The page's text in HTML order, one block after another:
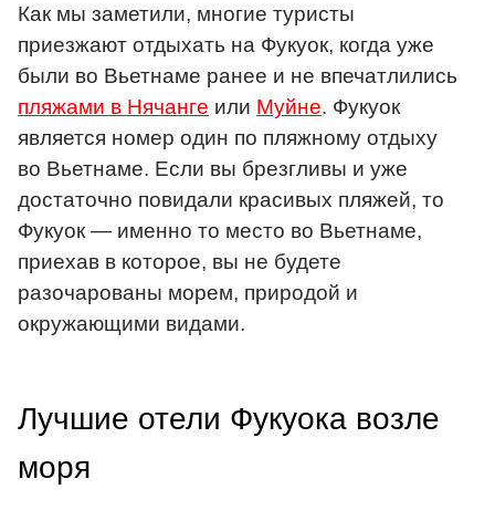
Как мы заметили, многие туристы
приезжают отдыхать на Фукуок, когда уже
были во Вьетнаме ранее и не впечатлились
пляжами в Нячанге или Муйне. Фукуок
является номер один по пляжному отдыху
во Вьетнаме. Если вы брезгливы и уже
достаточно повидали красивых пляжей, то
Фукуок — именно то место во Вьетнаме,
приехав в которое, вы не будете
разочарованы морем, природой и
окружающими видами.
Лучшие отели Фукуока возле
моря